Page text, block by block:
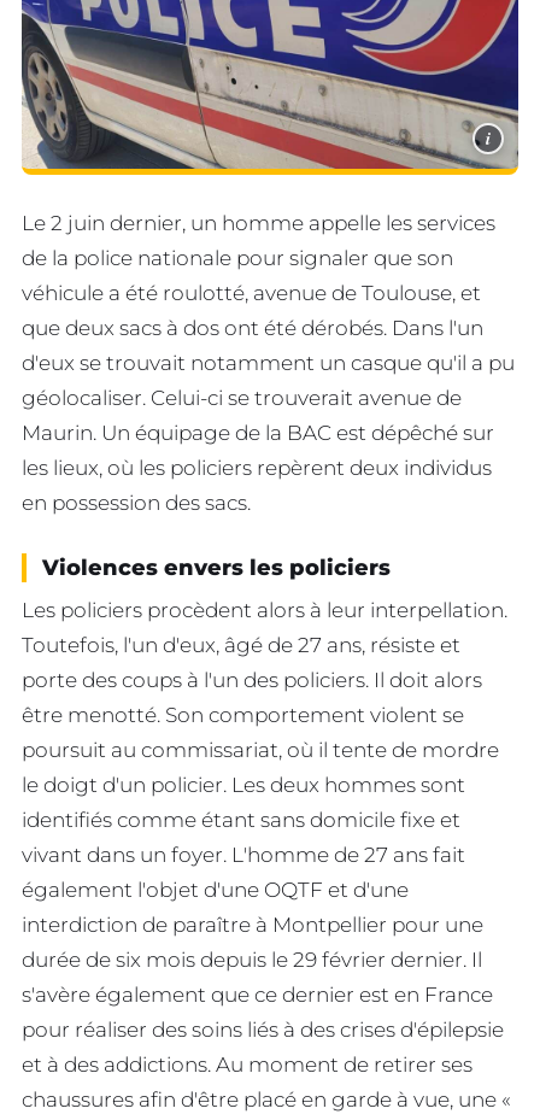
i
Le 2 juin dernier, un homme appelle les services
de la police nationale pour signaler que son
véhicule a été roulotté, avenue de Toulouse, et
que deux sacs à dos ont été dérobés. Dans l'un
d'eux se trouvait notamment un casque qu'il a pu
géolocaliser. Celui-ci se trouverait avenue de
Maurin. Un équipage de la BAC est dépêché sur
les lieux, où les policiers repèrent deux individus
en possession des sacs.
Violences envers les policiers
Les policiers procèdent alors à leur interpellation.
Toutefois, l'un d'eux, âgé de 27 ans, résiste et
porte des coups à l'un des policiers. Il doit alors
être menotté. Son comportement violent se
poursuit au commissariat, où il tente de mordre
le doigt d'un policier. Les deux hommes sont
identifiés comme étant sans domicile fixe et
vivant dans un foyer. L'homme de 27 ans fait
également l'objet d'une OQTF et d'une
interdiction de paraître à Montpellier pour une
durée de six mois depuis le 29 février dernier. Il
s'avère également que ce dernier est en France
pour réaliser des soins liés à des crises d'épilepsie
et à des addictions. Au moment de retirer ses
chaussures afin d'être placé en garde à vue, une «